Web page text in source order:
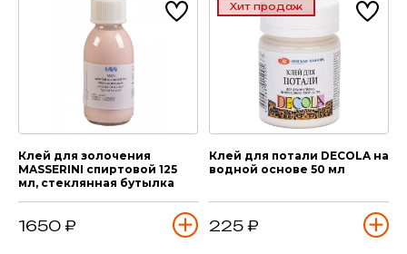
Клей для золочения
MASSERINI спиртовой 125
мл, стеклянная бутылка
1650 ₽
Хит продаж
Клей для потали DECOLA на
водной основе 50 мл
225 ₽